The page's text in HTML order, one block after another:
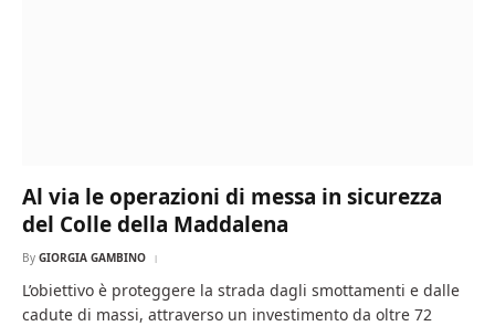
Al via le operazioni di messa in sicurezza
del Colle della Maddalena
By GIORGIA GAMBINO
L’obiettivo è proteggere la strada dagli smottamenti e dalle
cadute di massi, attraverso un investimento da oltre 72